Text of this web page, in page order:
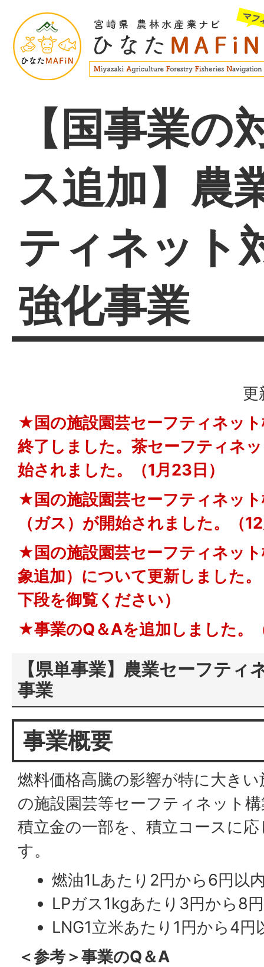
【国事業の
ス追加】農
ティネット
強化事業
更
★国の施設園芸セーフティネッ
終了しました。茶セーフティネ
始されました。（1月23日）
★国の施設園芸セーフティネッ
（ガス）が開始されました。（
★国の施設園芸セーフティネッ
象追加）について更新しました
下段を御覧ください）
★事業のQ＆Aを追加しました。
【県単事業】農業セーフティ
事業
事業概要
燃料価格高騰の影響が特に大き
の施設園芸等セーフティネット
積立金の一部を、積立コースに
す。
燃油1Lあたり2円から6円以
LPガス1kgあたり3円から8
LNG1立米あたり1円から4円
＜参考＞事業のQ＆A